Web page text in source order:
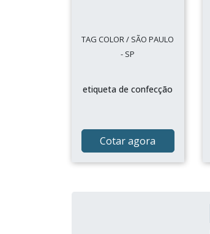
TAG COLOR / SÃO PAULO
- SP
etiqueta de confecção
Cotar agora